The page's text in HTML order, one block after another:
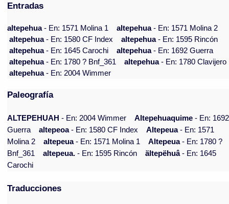
Entradas
altepehua- En: 1571 Molina 1 altepehua- En: 1571 Molina 2
altepehua- En: 1580 CF Index altepehua- En: 1595 Rincón
altepehua- En: 1645 Carochi altepehua- En: 1692 Guerra
altepehua- En: 1780 ? Bnf_361 altepehua- En: 1780 Clavijero
altepehua- En: 2004 Wimmer
Paleografía
ALTEPEHUAH - En: 2004 Wimmer Altepehuaquime - En: 1692
Guerra
altepeoa- En: 1580 CF Index Altepeua- En: 1571
Molina 2
altepeua- En: 1571 Molina 1 Altepeua- En: 1780 ?
Bnf_361
altepeua. - En: 1595 Rincón ältepëhuâ- En: 1645
Carochi
Traducciones